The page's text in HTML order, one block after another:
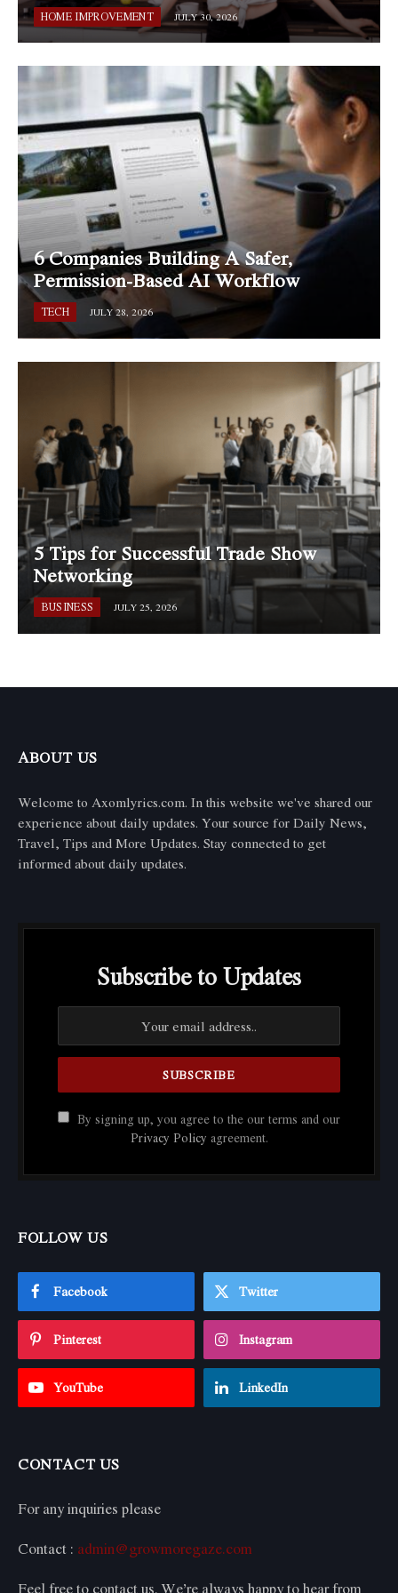
HOME IMPROVEMENT JULY 30, 2026
6 Companies Building A Safer,
Permission-Based AI Workflow
TECH JULY 28, 2026
5 Tips for Successful Trade Show
Networking
BUSINESS JULY 25, 2026
ABOUT US
Welcome to Axomlyrics.com. In this website we've shared our
experience about daily updates. Your source for Daily News,
Travel, Tips and More Updates. Stay connected to get
informed about daily updates.
Subscribe to Updates
By signing up, you agree to the our terms and our
Privacy Policy agreement.
FOLLOW US
Facebook Twitter
Pinterest Instagram
YouTube LinkedIn
CONTACT US
For any inquiries please
Contact : admin@growmoregaze.com
Feel free to contact us. We’re always happy to hear from